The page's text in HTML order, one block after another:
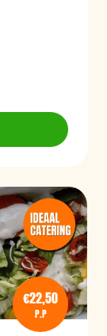
€22,50
P.P